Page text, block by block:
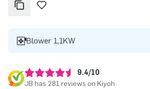
Blower 1,1KW
9.4/10
JB has 281 reviews on Kiyoh